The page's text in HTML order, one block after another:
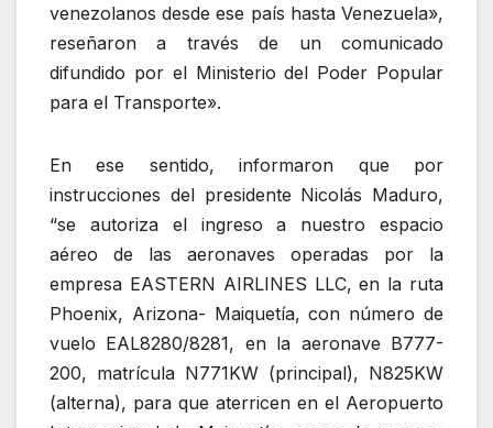
venezolanos desde ese país hasta Venezuela»,
reseñaron a través de un comunicado
difundido por el Ministerio del Poder Popular
para el Transporte».
En ese sentido, informaron que por
instrucciones del presidente Nicolás Maduro,
“se autoriza el ingreso a nuestro espacio
aéreo de las aeronaves operadas por la
empresa EASTERN AIRLINES LLC, en la ruta
Phoenix, Arizona- Maiquetía, con número de
vuelo EAL8280/8281, en la aeronave B777-
200, matrícula N771KW (principal), N825KW
(alterna), para que aterricen en el Aeropuerto